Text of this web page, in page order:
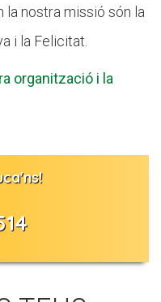
la nostra missió són la
i la Felicitat.
organització i la